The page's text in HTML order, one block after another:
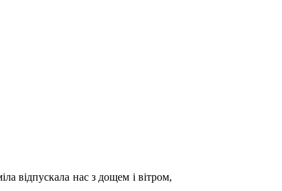
відпускала нас з дощем і вітром,